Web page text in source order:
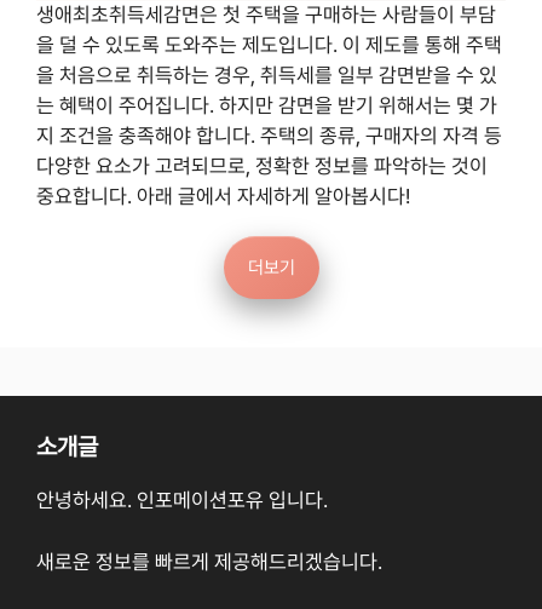
생애최초취득세감면은 첫 주택을 구매하는 사람들이 부담
을 덜 수 있도록 도와주는 제도입니다. 이 제도를 통해 주택
을 처음으로 취득하는 경우, 취득세를 일부 감면받을 수 있
는 혜택이 주어집니다. 하지만 감면을 받기 위해서는 몇 가
지 조건을 충족해야 합니다. 주택의 종류, 구매자의 자격 등
다양한 요소가 고려되므로, 정확한 정보를 파악하는 것이
중요합니다. 아래 글에서 자세하게 알아봅시다!
더보기
소개글
안녕하세요. 인포메이션포유 입니다.
새로운 정보를 빠르게 제공해드리겠습니다.